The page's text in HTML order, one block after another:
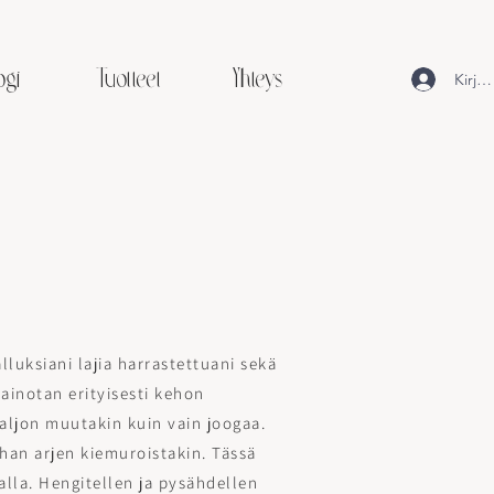
Tuotteet Yhteys
lajia harrastettuani sekä
erityisesti kehon
muutakin kuin vain joogaa.
arjen kiemuroistakin. Tässä
Hengitellen ja pysähdellen